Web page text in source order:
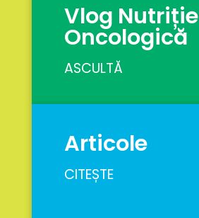
Vlog Nutriție
Oncologică
ASCULTĂ
Articole
CITEȘTE